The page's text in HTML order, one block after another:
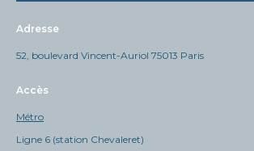
Adresse
52, boulevard Vincent-Auriol 75013 Paris
Accès
Métro
Ligne 6 (station Chevaleret)